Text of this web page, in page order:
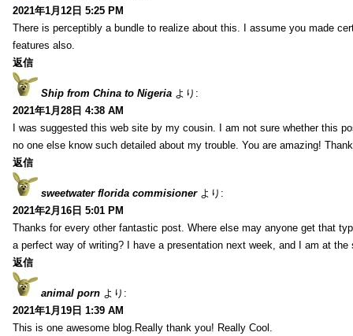
2021年1月12日 5:25 PM
There is perceptibly a bundle to realize about this. I assume you made
features also.
返信
Ship from China to Nigeria より:
2021年1月28日 4:38 AM
I was suggested this web site by my cousin. I am not sure whether this
no one else know such detailed about my trouble. You are amazing!
返信
sweetwater florida commisioner より:
2021年2月16日 5:01 PM
Thanks for every other fantastic post. Where else may anyone get that
a perfect way of writing? I have a presentation next week, and I am at the
返信
animal porn より:
2021年1月19日 1:39 AM
This is one awesome blog.Really thank you! Really Cool.